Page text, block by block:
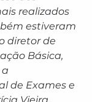
realizados
estiveram
diretor de
Básica,
a
de Exames e